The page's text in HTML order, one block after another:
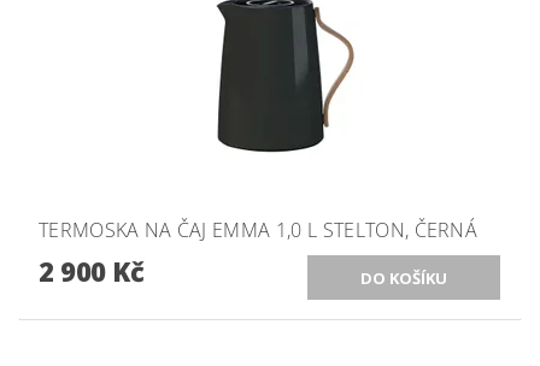
TERMOSKA NA ČAJ EMMA 1,0 L STELTON, ČERNÁ
2 900 Kč